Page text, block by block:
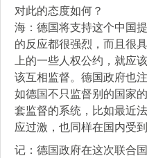
对此的态度如何？
海：德国将支持这个中国
的反应都很强烈，而且很
上的一些人权公约，就应
该互相监督。德国政府也
如德国不只监督别的国家
套监督的系统，比如最近
应过激，也同样在国内受到
记：德国政府在这次联合